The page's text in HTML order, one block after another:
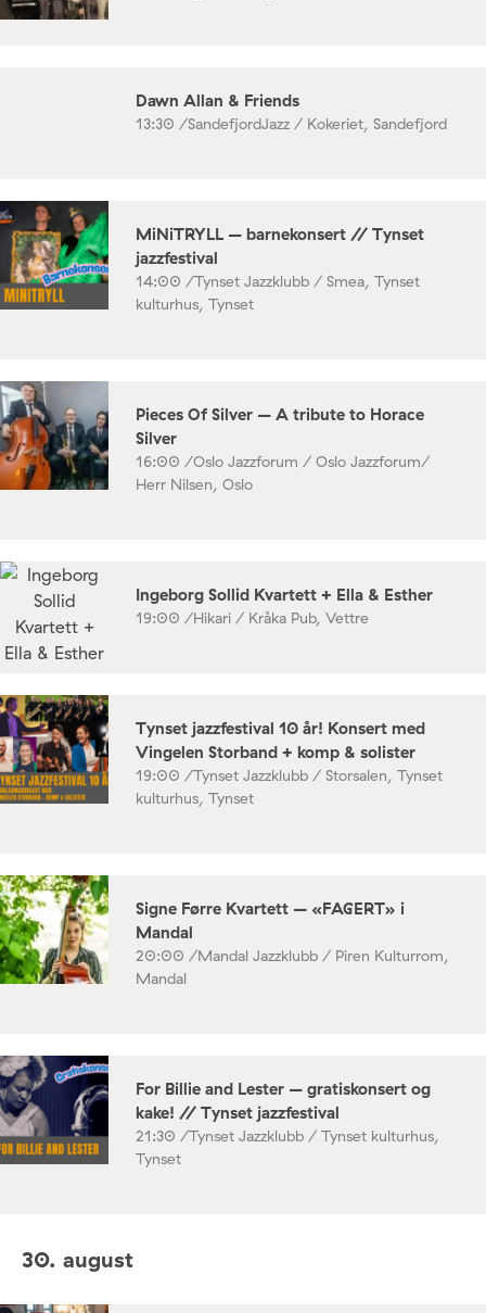
Dawn Allan & Friends
13:30 /SandefjordJazz / Kokeriet, Sandefjord
MiNiTRYLL – barnekonsert // Tynset
jazzfestival
14:00 /Tynset Jazzklubb / Smea, Tynset
kulturhus, Tynset
Pieces Of Silver – A tribute to Horace
Silver
16:00 /Oslo Jazzforum / Oslo Jazzforum/
Herr Nilsen, Oslo
Ingeborg Sollid Kvartett + Ella & Esther
19:00 /Hikari / Kråka Pub, Vettre
Tynset jazzfestival 10 år! Konsert med
Vingelen Storband + komp & solister
19:00 /Tynset Jazzklubb / Storsalen, Tynset
kulturhus, Tynset
Signe Førre Kvartett – «FAGERT» i
Mandal
20:00 /Mandal Jazzklubb / Piren Kulturrom,
Mandal
For Billie and Lester – gratiskonsert og
kake! // Tynset jazzfestival
21:30 /Tynset Jazzklubb / Tynset kulturhus,
Tynset
30. august